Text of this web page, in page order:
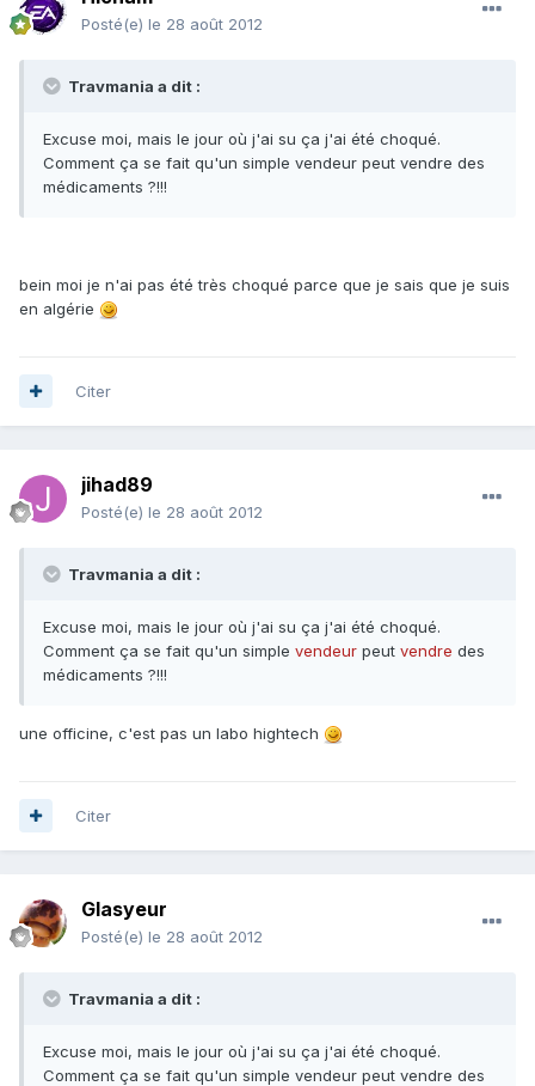
Posté(e) le 28 août 2012
Travmania a dit :
Excuse moi, mais le jour où j'ai su ça j'ai été choqué.
Comment ça se fait qu'un simple vendeur peut vendre des
médicaments ?!!!
bein moi je n'ai pas été très choqué parce que je sais que je suis
en algérie
Citer
jihad89
Posté(e) le 28 août 2012
Travmania a dit :
Excuse moi, mais le jour où j'ai su ça j'ai été choqué.
Comment ça se fait qu'un simple vendeur peut vendre des
médicaments ?!!!
une officine, c'est pas un labo hightech
Citer
Glasyeur
Posté(e) le 28 août 2012
Travmania a dit :
Excuse moi, mais le jour où j'ai su ça j'ai été choqué.
Comment ça se fait qu'un simple vendeur peut vendre des